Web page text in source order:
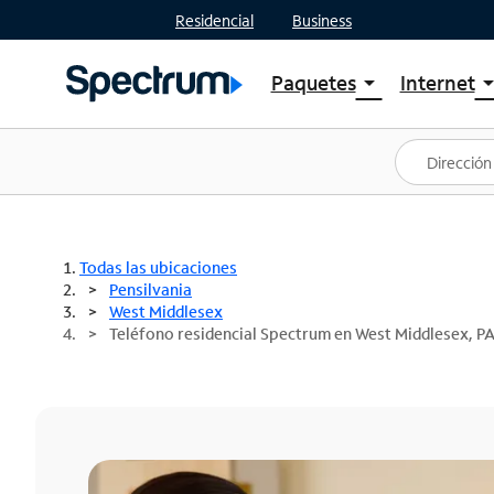
Residencial Business
Paquetesarrow_drop_down
Ver paquetes
Spectrum One
Mejores ofertas
Internetarrow_drop_down
Planes
Todas las ubicaciones
Pensilvania
West Middlesex
Teléfono residencial Spectrum en West Middlesex, PA